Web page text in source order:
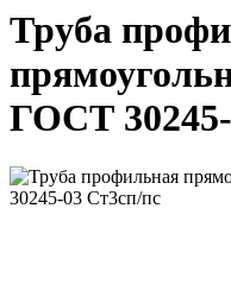
Труба
ГОСТ